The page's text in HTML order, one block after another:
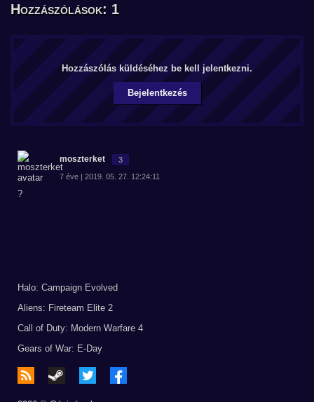
Hozzászólások: 1
Hozzászólás küldéséhez be kell jelentkezni.
Bejelentkezés
moszterket 3
7 éve | 2019. 05. 27. 12:24:11
?
Halo: Campaign Evolved
Aliens: Fireteam Elite 2
Call of Duty: Modern Warfare 4
Gears of War: E-Day